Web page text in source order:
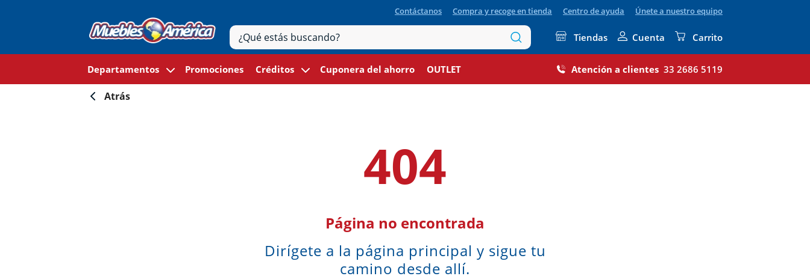
Contáctanos Compra y recoge en tienda Centro de ayuda Únete a nuestro equipo
Tiendas Cuenta Carrito
Departamentos Promociones Créditos Cuponera del ahorro OUTLET Atención a clientes 33 2686 5119
Atrás
404
Página no encontrada
Dirígete a la página principal y sigue tu
camino desde allí.